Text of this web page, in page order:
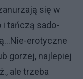
się w
i tańczą sado-
erotyczne
gorzej, najlepiej
ale trzeba